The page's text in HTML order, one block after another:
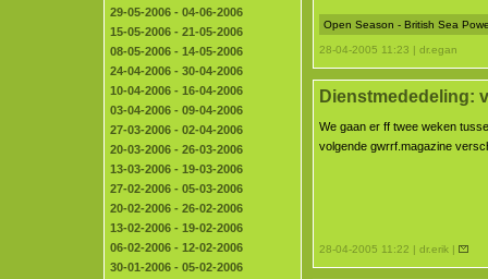
29-05-2006 - 04-06-2006
15-05-2006 - 21-05-2006
08-05-2006 - 14-05-2006
24-04-2006 - 30-04-2006
10-04-2006 - 16-04-2006
03-04-2006 - 09-04-2006
27-03-2006 - 02-04-2006
20-03-2006 - 26-03-2006
13-03-2006 - 19-03-2006
27-02-2006 - 05-03-2006
20-02-2006 - 26-02-2006
13-02-2006 - 19-02-2006
06-02-2006 - 12-02-2006
30-01-2006 - 05-02-2006
Open Season - British Sea
28-04-2005 11:23 | dr.egan
Dienstmededeling:
We gaan er ff twee weken
volgende gwrrf.magazine
28-04-2005 11:22 | dr.erik |